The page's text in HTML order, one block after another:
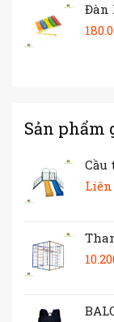
Đàn
Sản phẩm
Cầu
Liên